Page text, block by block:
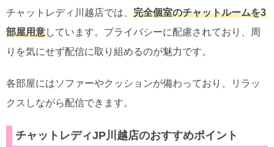
チャットレディ川越店では、 完全個室のチャットルームを3
部屋用意しています。プライバシーに配慮されており、周
りを気にせず配信に取り組めるのが魅力です。
各部屋にはソファーやクッションが備わっており、リラッ
クスしながら配信できます。
チャットレディJP川越店のおすすめポイント